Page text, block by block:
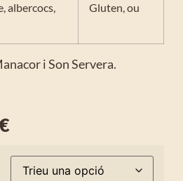
albercocs,
Gluten, ou
i Son Servera.